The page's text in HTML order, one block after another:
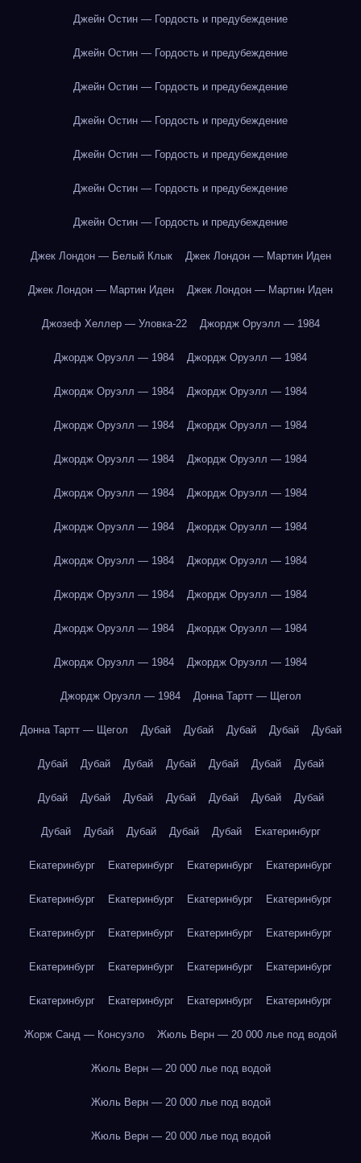
Джейн Остин — Гордость и предубеждение
Джейн Остин — Гордость и предубеждение
Джейн Остин — Гордость и предубеждение
Джейн Остин — Гордость и предубеждение
Джейн Остин — Гордость и предубеждение
Джейн Остин — Гордость и предубеждение
Джейн Остин — Гордость и предубеждение
Джек Лондон — Белый Клык Джек Лондон — Мартин Иден
Джек Лондон — Мартин Иден Джек Лондон — Мартин Иден
Джозеф Хеллер — Уловка-22 Джордж Оруэлл — 1984
Джордж Оруэлл — 1984 Джордж Оруэлл — 1984
Джордж Оруэлл — 1984 Джордж Оруэлл — 1984
Джордж Оруэлл — 1984 Джордж Оруэлл — 1984
Джордж Оруэлл — 1984 Джордж Оруэлл — 1984
Джордж Оруэлл — 1984 Джордж Оруэлл — 1984
Джордж Оруэлл — 1984 Джордж Оруэлл — 1984
Джордж Оруэлл — 1984 Джордж Оруэлл — 1984
Джордж Оруэлл — 1984 Джордж Оруэлл — 1984
Джордж Оруэлл — 1984 Джордж Оруэлл — 1984
Джордж Оруэлл — 1984 Джордж Оруэлл — 1984
Джордж Оруэлл — 1984 Донна Тартт — Щегол
Донна Тартт — Щегол Дубай Дубай Дубай Дубай Дубай
Дубай Дубай Дубай Дубай Дубай Дубай Дубай
Дубай Дубай Дубай Дубай Дубай Дубай Дубай
Дубай Дубай Дубай Дубай Дубай Екатеринбург
Екатеринбург Екатеринбург Екатеринбург Екатеринбург
Екатеринбург Екатеринбург Екатеринбург Екатеринбург
Екатеринбург Екатеринбург Екатеринбург Екатеринбург
Екатеринбург Екатеринбург Екатеринбург Екатеринбург
Екатеринбург Екатеринбург Екатеринбург Екатеринбург
Жорж Санд — Консуэло Жюль Верн — 20 000 лье под водой
Жюль Верн — 20 000 лье под водой
Жюль Верн — 20 000 лье под водой
Жюль Верн — 20 000 лье под водой